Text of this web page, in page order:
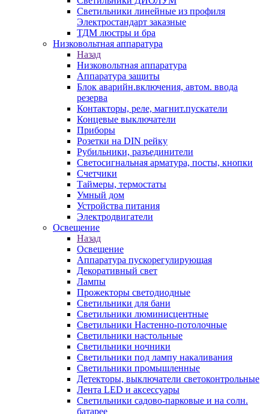
Светильники линейные из профиля
Электростандарт заказные
ТДМ люстры и бра
Низковольтная аппаратура
Назад
Низковольтная аппаратура
Аппаратура защиты
Блок аварийн.включения, автом. ввода
резерва
Контакторы, реле, магнит.пускатели
Концевые выключатели
Приборы
Розетки на DIN рейку
Рубильники, разъединители
Светосигнальная арматура, посты, кнопки
Счетчики
Таймеры, термостаты
Умный дом
Устройства питания
Электродвигатели
Освещение
Назад
Освещение
Аппаратура пускорегулирующая
Декоративный свет
Лампы
Прожекторы светодиодные
Светильники для бани
Светильники люминисцентные
Светильники Настенно-потолочные
Светильники настольные
Светильники ночники
Светильники под лампу накаливания
Светильники промышленные
Детекторы, выключатели светоконтрольные
Лента LED и аксессуары
Светильники садово-парковые и на солн.
батарее